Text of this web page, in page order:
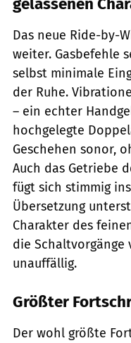
Das neue Ride-by-
weiter. Gasbefehle
selbst minimale
der Ruhe.
– ein echter
hochgelegte
Geschehen sonor,
Auch das Getriebe
fügt sich stimmig
Übersetzung
Charakter des
die Schaltvorgänge
unauffällig.
Größter
Der wohl größte